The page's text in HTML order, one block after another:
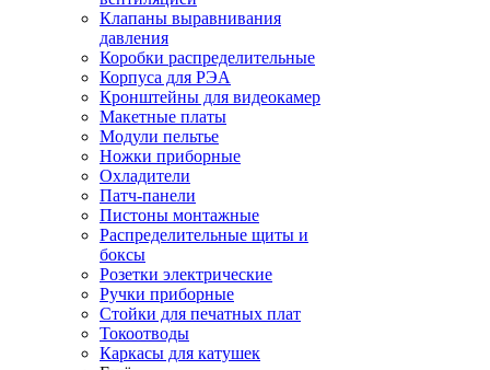
Клапаны выравнивания
давления
Коробки распределительные
Корпуса для РЭА
Кронштейны для видеокамер
Макетные платы
Модули пельтье
Ножки приборные
Охладители
Патч-панели
Пистоны монтажные
Распределительные щиты и
боксы
Розетки электрические
Ручки приборные
Стойки для печатных плат
Токоотводы
Каркасы для катушек